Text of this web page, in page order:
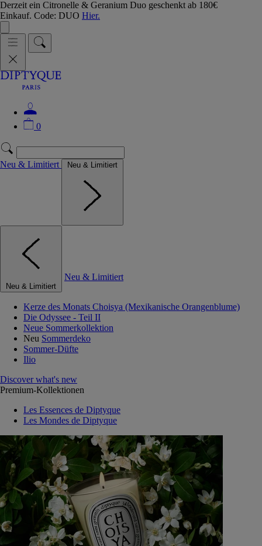
Derzeit ein Citronelle & Geranium Duo geschenkt ab 180€
Einkauf. Code: DUO Hier.
0
Neu & Limitiert Neu & Limitiert
Neu & Limitiert
Neu & Limitiert
Kerze des Monats Choisya (Mexikanische Orangenblume)
Die Odyssee - Teil II
Neue Sommerkollektion
Neu Sommerdeko
Sommer-Düfte
Ilio
Discover what's new
Premium-Kollektionen
Les Essences de Diptyque
Les Mondes de Diptyque